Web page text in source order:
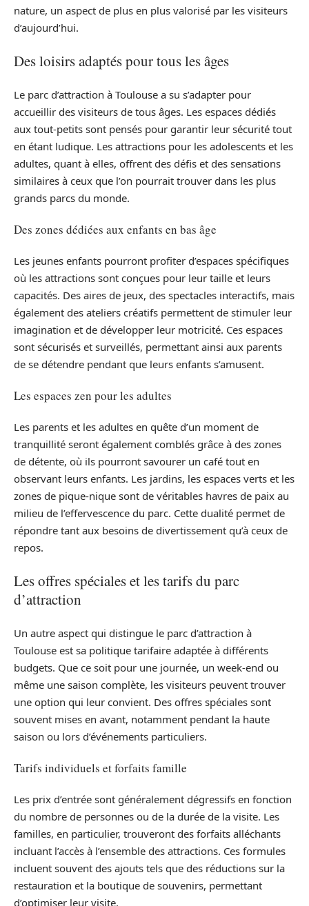
nature, un aspect de plus en plus valorisé par les visiteurs
d’aujourd’hui.
Des loisirs adaptés pour tous les âges
Le parc d’attraction à Toulouse a su s’adapter pour
accueillir des visiteurs de tous âges. Les espaces dédiés
aux tout-petits sont pensés pour garantir leur sécurité tout
en étant ludique. Les attractions pour les adolescents et les
adultes, quant à elles, offrent des défis et des sensations
similaires à ceux que l’on pourrait trouver dans les plus
grands parcs du monde.
Des zones dédiées aux enfants en bas âge
Les jeunes enfants pourront profiter d’espaces spécifiques
où les attractions sont conçues pour leur taille et leurs
capacités. Des aires de jeux, des spectacles interactifs, mais
également des ateliers créatifs permettent de stimuler leur
imagination et de développer leur motricité. Ces espaces
sont sécurisés et surveillés, permettant ainsi aux parents
de se détendre pendant que leurs enfants s’amusent.
Les espaces zen pour les adultes
Les parents et les adultes en quête d’un moment de
tranquillité seront également comblés grâce à des zones
de détente, où ils pourront savourer un café tout en
observant leurs enfants. Les jardins, les espaces verts et les
zones de pique-nique sont de véritables havres de paix au
milieu de l’effervescence du parc. Cette dualité permet de
répondre tant aux besoins de divertissement qu’à ceux de
repos.
Les offres spéciales et les tarifs du parc
d’attraction
Un autre aspect qui distingue le parc d’attraction à
Toulouse est sa politique tarifaire adaptée à différents
budgets. Que ce soit pour une journée, un week-end ou
même une saison complète, les visiteurs peuvent trouver
une option qui leur convient. Des offres spéciales sont
souvent mises en avant, notamment pendant la haute
saison ou lors d’événements particuliers.
Tarifs individuels et forfaits famille
Les prix d’entrée sont généralement dégressifs en fonction
du nombre de personnes ou de la durée de la visite. Les
familles, en particulier, trouveront des forfaits alléchants
incluant l’accès à l’ensemble des attractions. Ces formules
incluent souvent des ajouts tels que des réductions sur la
restauration et la boutique de souvenirs, permettant
d’optimiser leur visite.